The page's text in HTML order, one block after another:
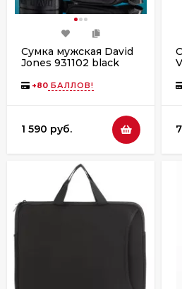
Сумка мужская David
Jones 931102 black
+80 БАЛЛОВ!
1 590 руб.